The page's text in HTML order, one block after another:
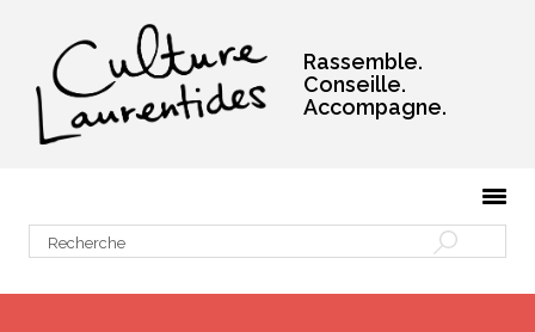
Rassemble.
Conseille.
Accompagne.